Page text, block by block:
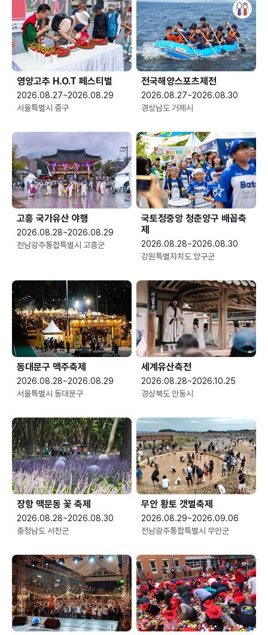
영양고추 H.O.T 페스티벌
2026.08.27~2026.08.29
서울특별시 중구
전국해양스포츠제전
2026.08.27~2026.08.30
경상남도 거제시
고흥 국가유산 야행
2026.08.28~2026.08.29
전남광주통합특별시 고흥군
국토정중앙 청춘양구 배꼽축
제
2026.08.28~2026.08.30
강원특별자치도 양구군
동대문구 맥주축제
2026.08.28~2026.08.29
서울특별시 동대문구
세계유산축전
2026.08.28~2026.10.25
경상북도 안동시
장항 맥문동 꽃 축제
2026.08.28~2026.08.30
충청남도 서천군
무안 황토 갯벌축제
2026.08.29~2026.09.06
전남광주통합특별시 무안군